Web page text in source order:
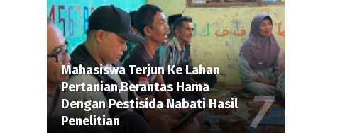
Mahasiswa Terjun Ke Lahan
Pertanian,Berantas Hama
Dengan Pestisida Nabati Hasil
Penelitian